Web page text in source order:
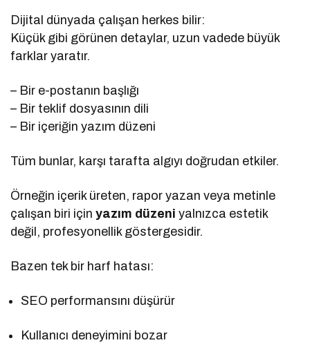
Dijital dünyada çalışan herkes bilir:
Küçük gibi görünen detaylar, uzun vadede büyük
farklar yaratır.
– Bir e-postanın başlığı
– Bir teklif dosyasının dili
– Bir içeriğin yazım düzeni
Tüm bunlar, karşı tarafta algıyı doğrudan etkiler.
Örneğin içerik üreten, rapor yazan veya metinle
çalışan biri içinyazım düzeni yalnızca estetik
değil, profesyonellik göstergesidir.
Bazen tek bir harf hatası:
SEO performansını düşürür
Kullanıcı deneyimini bozar